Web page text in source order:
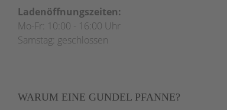
Ladenöffnungszeiten:
Mo-Fr: 10:00 - 16:00 Uhr
Samstag: geschlossen
WARUM EINE GUNDEL PFANNE?